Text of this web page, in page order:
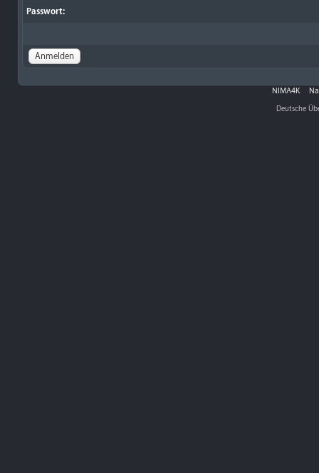
Passwort:
NIMA4K
Deutsche